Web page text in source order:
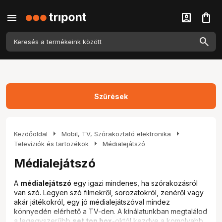
menu account_box shopping_bag
Kezdőoldal arrow_right Mobil, TV, Szórakoztató elektronika arrow_right
Televíziók és tartozékok arrow_right Médialejátszó
Médialejátszó
A médialejátszó egy igazi mindenes, ha szórakozásról
van szó. Legyen szó filmekről, sorozatokról, zenéről vagy
akár játékokról, egy jó médialejátszóval mindez
könnyedén elérhető a TV-den. A kínálatunkban megtalálod
Szűrések